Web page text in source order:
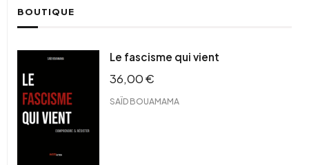
BOUTIQUE
Le fascisme qui vient
36,00€
SAÏD BOUAMAMA